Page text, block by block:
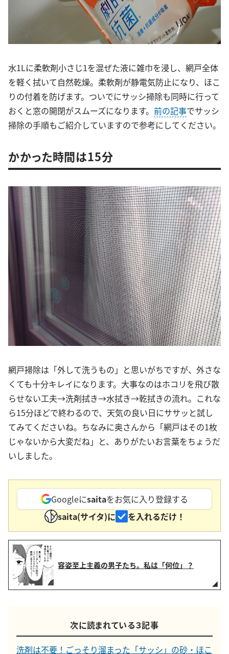
水1Lに柔軟剤小さじ1を混ぜた液に雑巾を浸し、網戸全体
を軽く拭いて自然乾燥。柔軟剤が静電気防止になり、ほこ
りの付着を防げます。ついでにサッシ掃除も同時に行って
おくと窓の開閉がスムーズになります。 前の記事でサッシ
掃除の手順もご紹介していますので参考にしてください。
かかった時間は15分
網戸掃除は「外して洗うもの」と思いがちですが、外さな
くても十分キレイになります。大事なのはホコリを飛び散
らせない工夫→洗剤拭き→水拭き→乾拭きの流れ。これな
ら15分ほどで終わるので、天気の良い日にササッと試し
てみてくださいね。ちなみに奥さんから「網戸はその1枚
じゃないから大変だね」と、ありがたいお言葉をちょうだ
いしました。
Googleにsaitaをお気に入り登録する
saita(サイタ)に
を入れるだけ！
容姿至上主義の男子たち。私は「何位」？
次に読まれている３記事
洗剤は不要！ごっそり溜まった「サッシ」の砂・ほこ